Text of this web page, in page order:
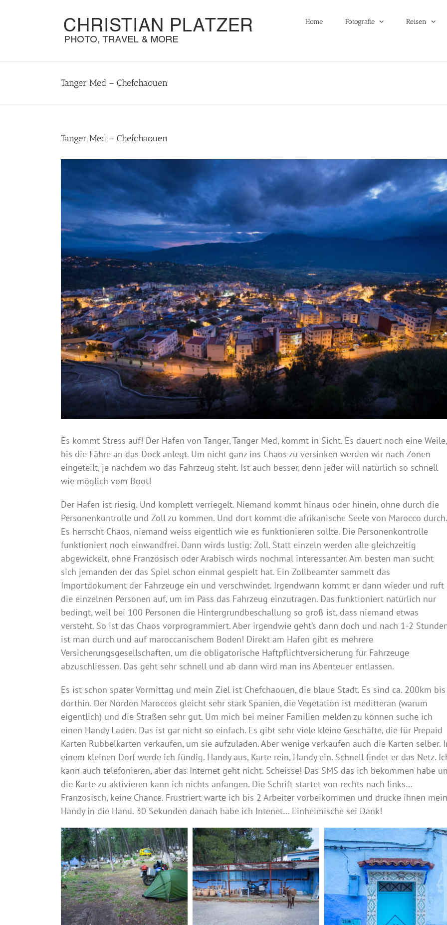
Home Fotografie Reisen
Tanger Med – Chefchaouen
Tanger Med – Chefchaouen
Bild
Es kommt Stress auf! Der Hafen von Tanger, Tanger Med, kommt in Sicht. Es dauert noch eine Weile,
bis die Fähre an das Dock anlegt. Um nicht ganz ins Chaos zu versinken werden wir nach Zonen
eingeteilt, je nachdem wo das Fahrzeug steht. Ist auch besser, denn jeder will natürlich so schnell
wie möglich vom Boot!
Der Hafen ist riesig. Und komplett verriegelt. Niemand kommt hinaus oder hinein, ohne durch die
Personenkontrolle und Zoll zu kommen. Und dort kommt die afrikanische Seele von Marocco durch.
Es herrscht Chaos, niemand weiss eigentlich wie es funktionieren sollte. Die Personenkontrolle
funktioniert noch einwandfrei. Dann wirds lustig: Zoll. Statt einzeln werden alle gleichzeitig
abgewickelt, ohne Französisch oder Arabisch wirds nochmal interessanter. Am besten man sucht
sich jemanden der das Spiel schon einmal gespielt hat. Ein Zollbeamter sammelt das
Importdokument der Fahrzeuge ein und verschwindet. Irgendwann kommt er dann wieder und ruft
die einzelnen Personen auf, um im Pass das Fahrzeug einzutragen. Das funktioniert natürlich nur
bedingt, weil bei 100 Personen die Hintergrundbeschallung so groß ist, dass niemand etwas
versteht. So ist das Chaos vorprogrammiert. Aber irgendwie geht’s dann doch und nach 1-2
ist man durch und auf maroccanischem Boden! Direkt am Hafen gibt es mehrere
Versicherungsgesellschaften, um die obligatorische Haftpflichtversicherung für Fahrzeuge
abzuschliessen. Das geht sehr schnell und ab dann wird man ins Abenteuer entlassen.
Es ist schon später Vormittag und mein Ziel ist Chefchaouen, die blaue Stadt. Es sind ca. 200km bis
dorthin. Der Norden Maroccos gleicht sehr stark Spanien, die Vegetation ist meditteran (warum
eigentlich) und die Straßen sehr gut. Um mich bei meiner Familien melden zu können suche ich
einen Handy Laden. Das ist gar nicht so einfach. Es gibt sehr viele kleine Geschäfte, die für Prepaid
Karten Rubbelkarten verkaufen, um sie aufzuladen. Aber wenige verkaufen auch die Karten selber.
einem kleinen Dorf werde ich fündig. Handy aus, Karte rein, Handy ein. Schnell findet er das Netz.
kann auch telefonieren, aber das Internet geht nicht. Scheisse! Das SMS das ich bekommen habe
die Karte zu aktivieren kann ich nichts anfangen. Die Schrift startet von rechts nach links…
Französisch, keine Chance. Frustriert warte ich bis 2 Arbeiter vorbeikommen und drücke ihnen mein
Handy in die Hand. 30 Sekunden danach habe ich Intenet… Einheimische sei Dank!